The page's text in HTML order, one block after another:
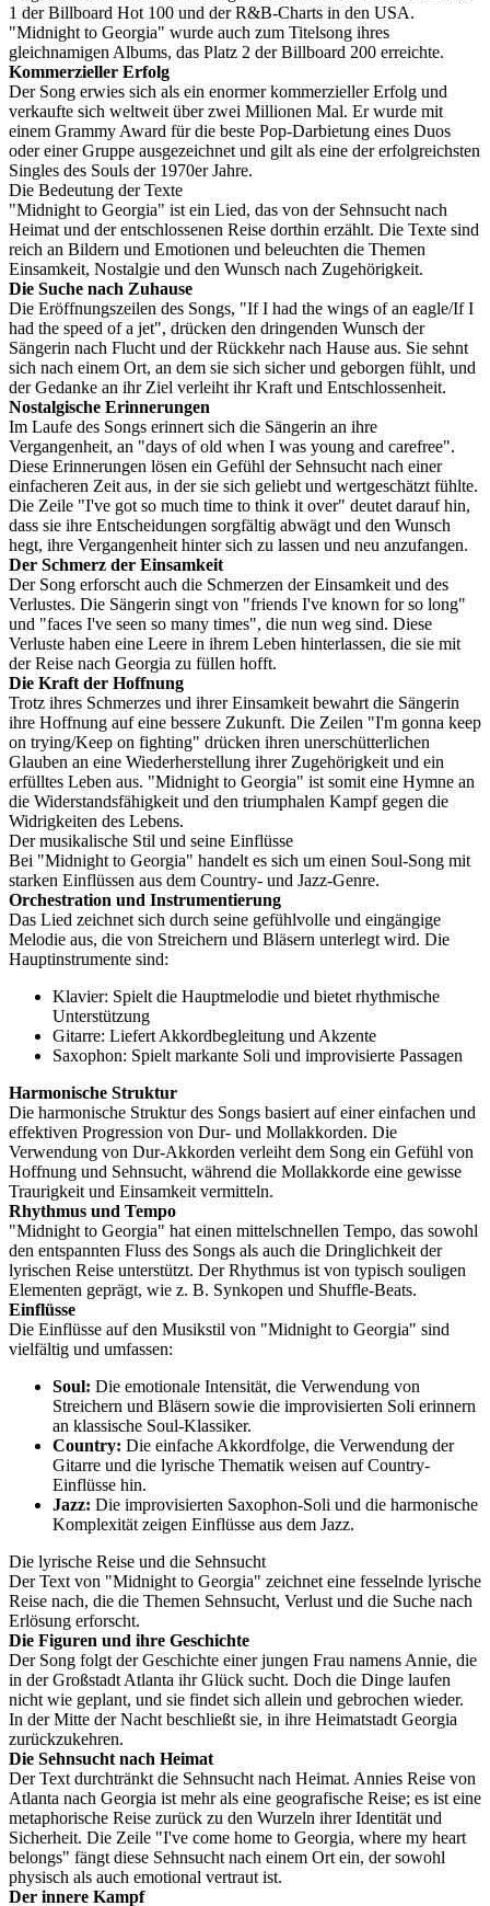
1 der Billboard Hot 100 und der R&B-Charts in den USA.
"Midnight to Georgia" wurde auch zum Titelsong ihres
gleichnamigen Albums, das Platz 2 der Billboard 200 erreichte.
Kommerzieller Erfolg
Der Song erwies sich als ein enormer kommerzieller Erfolg und
verkaufte sich weltweit über zwei Millionen Mal. Er wurde mit
einem Grammy Award für die beste Pop-Darbietung eines Duos
oder einer Gruppe ausgezeichnet und gilt als eine der erfolgreichsten
Singles des Souls der 1970er Jahre.
Die Bedeutung der Texte
"Midnight to Georgia" ist ein Lied, das von der Sehnsucht nach
Heimat und der entschlossenen Reise dorthin erzählt. Die Texte sind
reich an Bildern und Emotionen und beleuchten die Themen
Einsamkeit, Nostalgie und den Wunsch nach Zugehörigkeit.
Die Suche nach Zuhause
Die Eröffnungszeilen des Songs, "If I had the wings of an eagle/If I
had the speed of a jet", drücken den dringenden Wunsch der
Sängerin nach Flucht und der Rückkehr nach Hause aus. Sie sehnt
sich nach einem Ort, an dem sie sich sicher und geborgen fühlt, und
der Gedanke an ihr Ziel verleiht ihr Kraft und Entschlossenheit.
Nostalgische Erinnerungen
Im Laufe des Songs erinnert sich die Sängerin an ihre
Vergangenheit, an "days of old when I was young and carefree".
Diese Erinnerungen lösen ein Gefühl der Sehnsucht nach einer
einfacheren Zeit aus, in der sie sich geliebt und wertgeschätzt fühlte.
Die Zeile "I've got so much time to think it over" deutet darauf hin,
dass sie ihre Entscheidungen sorgfältig abwägt und den Wunsch
hegt, ihre Vergangenheit hinter sich zu lassen und neu anzufangen.
Der Schmerz der Einsamkeit
Der Song erforscht auch die Schmerzen der Einsamkeit und des
Verlustes. Die Sängerin singt von "friends I've known for so long"
und "faces I've seen so many times", die nun weg sind. Diese
Verluste haben eine Leere in ihrem Leben hinterlassen, die sie mit
der Reise nach Georgia zu füllen hofft.
Die Kraft der Hoffnung
Trotz ihres Schmerzes und ihrer Einsamkeit bewahrt die Sängerin
ihre Hoffnung auf eine bessere Zukunft. Die Zeilen "I'm gonna keep
on trying/Keep on fighting" drücken ihren unerschütterlichen
Glauben an eine Wiederherstellung ihrer Zugehörigkeit und ein
erfülltes Leben aus. "Midnight to Georgia" ist somit eine Hymne an
die Widerstandsfähigkeit und den triumphalen Kampf gegen die
Widrigkeiten des Lebens.
Der musikalische Stil und seine Einflüsse
Bei "Midnight to Georgia" handelt es sich um einen Soul-Song mit
starken Einflüssen aus dem Country- und Jazz-Genre.
Orchestration und Instrumentierung
Das Lied zeichnet sich durch seine gefühlvolle und eingängige
Melodie aus, die von Streichern und Bläsern unterlegt wird. Die
Hauptinstrumente sind:
Klavier: Spielt die Hauptmelodie und bietet rhythmische
Unterstützung
Gitarre: Liefert Akkordbegleitung und Akzente
Saxophon: Spielt markante Soli und improvisierte Passagen
Harmonische Struktur
Die harmonische Struktur des Songs basiert auf einer einfachen und
effektiven Progression von Dur- und Mollakkorden. Die
Verwendung von Dur-Akkorden verleiht dem Song ein Gefühl von
Hoffnung und Sehnsucht, während die Mollakkorde eine gewisse
Traurigkeit und Einsamkeit vermitteln.
Rhythmus und Tempo
"Midnight to Georgia" hat einen mittelschnellen Tempo, das sowohl
den entspannten Fluss des Songs als auch die Dringlichkeit der
lyrischen Reise unterstützt. Der Rhythmus ist von typisch souligen
Elementen geprägt, wie z. B. Synkopen und Shuffle-Beats.
Einflüsse
Die Einflüsse auf den Musikstil von "Midnight to Georgia" sind
vielfältig und umfassen:
Soul: Die emotionale Intensität, die Verwendung von
Streichern und Bläsern sowie die improvisierten Soli erinnern
an klassische Soul-Klassiker.
Country: Die einfache Akkordfolge, die Verwendung der
Gitarre und die lyrische Thematik weisen auf Country-
Einflüsse hin.
Jazz: Die improvisierten Saxophon-Soli und die harmonische
Komplexität zeigen Einflüsse aus dem Jazz.
Die lyrische Reise und die Sehnsucht
Der Text von "Midnight to Georgia" zeichnet eine fesselnde lyrische
Reise nach, die die Themen Sehnsucht, Verlust und die Suche nach
Erlösung erforscht.
Die Figuren und ihre Geschichte
Der Song folgt der Geschichte einer jungen Frau namens Annie, die
in der Großstadt Atlanta ihr Glück sucht. Doch die Dinge laufen
nicht wie geplant, und sie findet sich allein und gebrochen wieder.
In der Mitte der Nacht beschließt sie, in ihre Heimatstadt Georgia
zurückzukehren.
Die Sehnsucht nach Heimat
Der Text durchtränkt die Sehnsucht nach Heimat. Annies Reise von
Atlanta nach Georgia ist mehr als eine geografische Reise; es ist eine
metaphorische Reise zurück zu den Wurzeln ihrer Identität und
Sicherheit. Die Zeile "I've come home to Georgia, where my heart
belongs" fängt diese Sehnsucht nach einem Ort ein, der sowohl
physisch als auch emotional vertraut ist.
Der innere Kampf